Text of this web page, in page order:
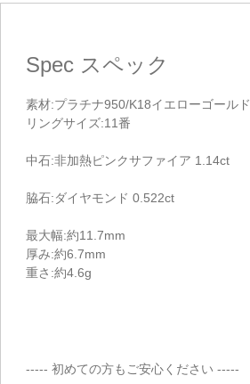
Spec スペック
素材:プラチナ950/K18イエローゴールド
リングサイズ:11番
中石:非加熱ピンクサファイア 1.14ct
脇石:ダイヤモンド 0.522ct
最大幅:約11.7mm
厚み:約6.7mm
重さ:約4.6g
----- 初めての方もご安心ください -----